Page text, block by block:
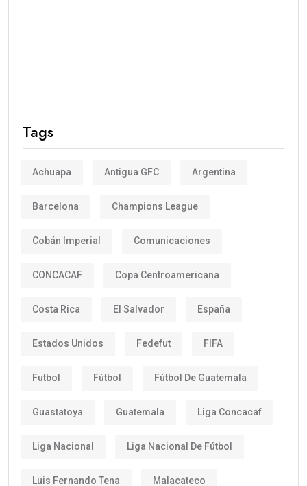
Tags
Achuapa Antigua GFC Argentina
Barcelona Champions League
Cobán Imperial Comunicaciones
CONCACAF Copa Centroamericana
Costa Rica El Salvador España
Estados Unidos Fedefut FIFA
Futbol Fútbol Fútbol De Guatemala
Guastatoya Guatemala Liga Concacaf
Liga Nacional Liga Nacional De Fútbol
Luis Fernando Tena Malacateco